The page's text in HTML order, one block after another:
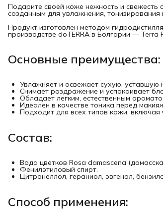
Подарите своей коже нежность и свежесть
созданным для увлажнения, тонизирования
Продукт изготовлен методом
производстве doTERRA в Болгарии — Terra
Основные преимущества:
Увлажняет и освежает сухую, уставшую
Снимает раздражение и успокаивает
Обладает легким, естественным
Идеален в качестве тоника перед
Подходит для всех типов кожи, включая
Состав:
Вода цветков Rosa damascena
Фенилэтиловый спирт.
Цитронеллол, гераниол, эвгенол,
Способ применения: